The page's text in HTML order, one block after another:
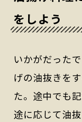
をしよう
いかがだった
げの油抜きを
た。途中でも
途に応じて油